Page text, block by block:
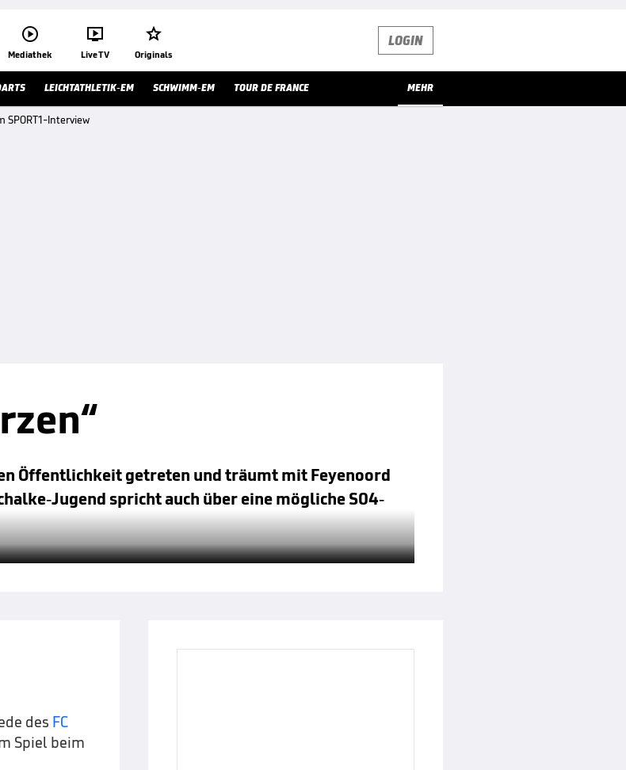

Mediathek

Live TV

Originals
LOGIN
LEICHTATHLETIK-EM SCHWIMM-EM TOUR DE FRANCE MEHR
SPORT1-Interview
Öffentlichkeit getreten und träumt mit Feyenoord
Jugend spricht auch über eine mögliche S04-
des FC
Spiel beim